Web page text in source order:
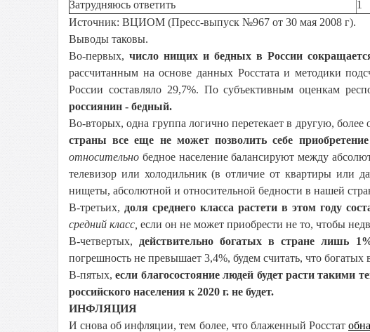
Затрудняюсь ответить 1
Источник: ВЦИОМ (Пресс-выпуск №967 от 30 мая 2008 г).
Выводы таковы.
Во-первых,число нищих и бедных в России
рассчитанным на основе данных Росстата и методики
России составляло 29,7%. По субъективным оценкам
россиянин - бедный.
Во-вторых, одна группа логично перетекает в другую,
страны все еще не может позволить себе
относительно бедное население балансируют между
телевизор или холодильник (в отличие от квартиры или
нищеты, абсолютной и относительной бедности в нашей
В-третьих, доля среднего класса растети в этом году
средний класс, если он не может приобрести не то, чтобы
В-четвертых, действительно богатых в стране лишь
погрешность не превышает 3,4%, будем считать, что
В-пятых,если благосостояние людей будет расти такими
российского населения к 2020 г. не будет.
ИНФЛЯЦИЯ
И снова об инфляции, тем более, что блаженный Росстат